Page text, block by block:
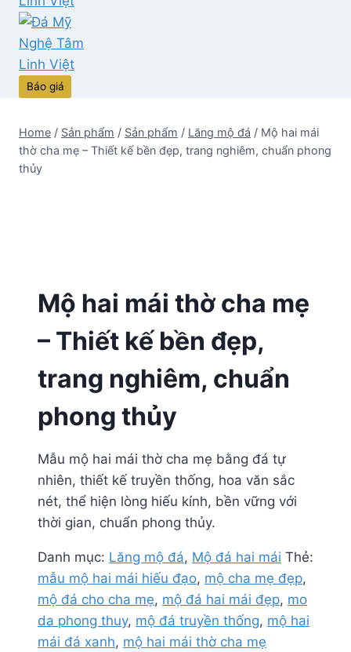
Báo giá
Home / Sản phẩm / Sản phẩm / Lăng mộ đá / Mộ hai mái
thờ cha mẹ – Thiết kế bền đẹp, trang nghiêm, chuẩn phong
thủy
Mộ hai mái thờ cha mẹ
– Thiết kế bền đẹp,
trang nghiêm, chuẩn
phong thủy
Mẫu mộ hai mái thờ cha mẹ bằng đá tự
nhiên, thiết kế truyền thống, hoa văn sắc
nét, thể hiện lòng hiếu kính, bền vững với
thời gian, chuẩn phong thủy.
Danh mục: Lăng mộ đá, Mộ đá hai mái Thẻ:
mẫu mộ hai mái hiếu đạo, mộ cha mẹ đẹp,
mộ đá cho cha mẹ, mộ đá hai mái đẹp, mo
da phong thuy, mộ đá truyền thống, mộ hai
mái đá xanh, mộ hai mái thờ cha mẹ